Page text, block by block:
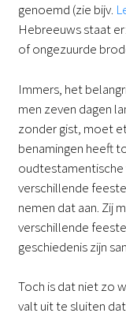
genoemd (zie bijv.
Hebreeuws staat er:
of ongezuurde
Immers, het
men zeven dagen
zonder gist, moet
benamingen heeft
oudtestamentische
verschillende
nemen dat aan. Zij
verschillende
geschiedenis zijn
Toch is dat niet zo
valt uit te sluiten